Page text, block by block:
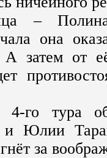
–
она
А затем от
4-го тура
и Юлии
за